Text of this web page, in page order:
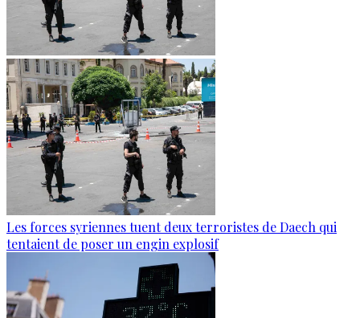
Les forces syriennes tuent deux terroristes de Daech qui
tentaient de poser un engin explosif